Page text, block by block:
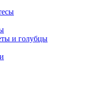
и голубцы